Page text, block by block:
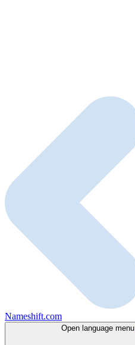
Nameshift.com
Open language menu